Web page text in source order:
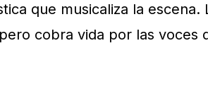
que musicaliza la escena.
cobra vida por las voces